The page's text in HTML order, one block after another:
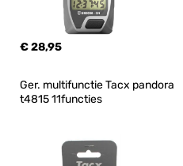
€ 28,95
Ger. multifunctie Tacx pandora
t4815 11functies